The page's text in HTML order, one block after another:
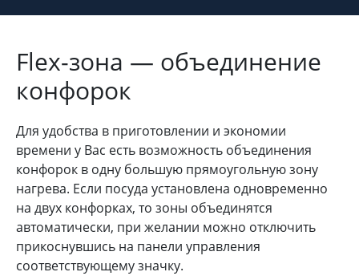
Flex-зона — объединение
конфорок
Для удобства в приготовлении и экономии
времени у Вас есть возможность объединения
конфорок в одну большую прямоугольную зону
нагрева. Если посуда установлена одновременно
на двух конфорках, то зоны объединятся
автоматически, при желании можно отключить
прикоснувшись на панели управления
соответствующему значку.